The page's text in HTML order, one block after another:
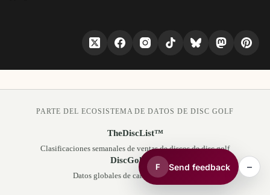
F Send feedback –
PARTE DEL ECOSISTEMA DE DATOS DE DISC GOLF
TheDiscList™
Clasificaciones semanales de ventas de discos de disc golf
DiscGolfAPI
Datos globales de campos de disc golf